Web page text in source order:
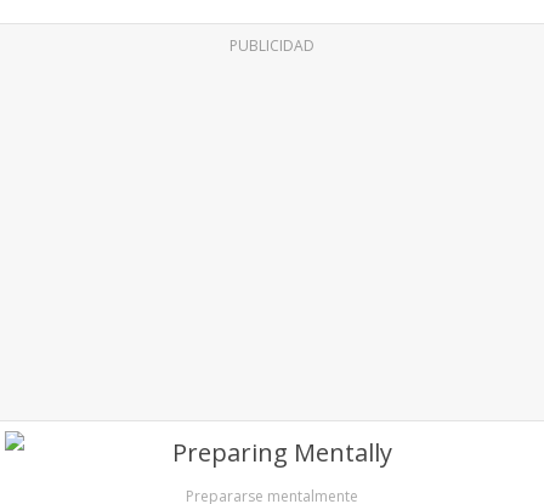
PUBLICIDAD
Prepararse mentalmente